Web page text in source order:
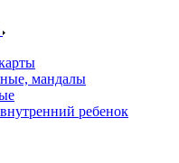
мандалы
ребенок